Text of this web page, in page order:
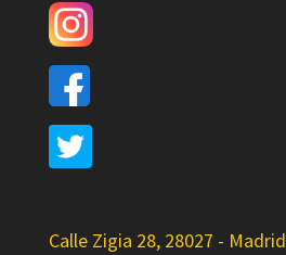
Calle Zigia 28, 28027 - Madrid